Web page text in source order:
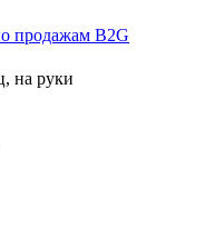
продажам B2G
на руки